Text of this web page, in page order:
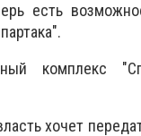
есть
комплекс
хочет